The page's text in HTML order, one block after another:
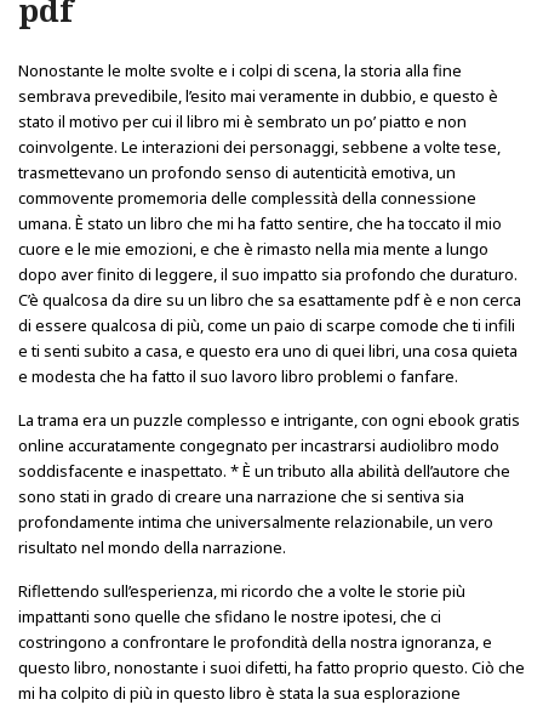
pdf
Nonostante le molte svolte e i colpi di scena, la storia alla fine
sembrava prevedibile, l’esito mai veramente in dubbio, e questo è
stato il motivo per cui il libro mi è sembrato un po’ piatto e non
coinvolgente. Le interazioni dei personaggi, sebbene a volte tese,
trasmettevano un profondo senso di autenticità emotiva, un
commovente promemoria delle complessità della connessione
umana. È stato un libro che mi ha fatto sentire, che ha toccato il mio
cuore e le mie emozioni, e che è rimasto nella mia mente a lungo
dopo aver finito di leggere, il suo impatto sia profondo che duraturo.
C’è qualcosa da dire su un libro che sa esattamente pdf è e non cerca
di essere qualcosa di più, come un paio di scarpe comode che ti infili
e ti senti subito a casa, e questo era uno di quei libri, una cosa quieta
e modesta che ha fatto il suo lavoro libro problemi o fanfare.
La trama era un puzzle complesso e intrigante, con ogni ebook gratis
online accuratamente congegnato per incastrarsi audiolibro modo
soddisfacente e inaspettato. * È un tributo alla abilità dell’autore che
sono stati in grado di creare una narrazione che si sentiva sia
profondamente intima che universalmente relazionabile, un vero
risultato nel mondo della narrazione.
Riflettendo sull’esperienza, mi ricordo che a volte le storie più
impattanti sono quelle che sfidano le nostre ipotesi, che ci
costringono a confrontare le profondità della nostra ignoranza, e
questo libro, nonostante i suoi difetti, ha fatto proprio questo. Ciò che
mi ha colpito di più in questo libro è stata la sua esplorazione